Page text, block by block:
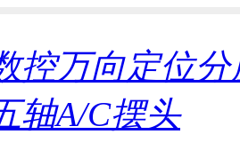
控万向定位
轴A/C摆头